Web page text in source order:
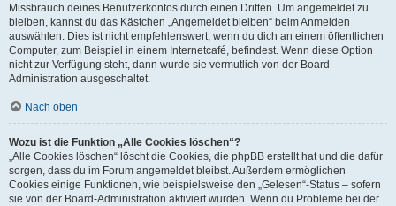
Missbrauch deines Benutzerkontos durch einen Dritten. Um angemeldet zu
bleiben, kannst du das Kästchen „Angemeldet bleiben“ beim Anmelden
auswählen. Dies ist nicht empfehlenswert, wenn du dich an einem öffentlichen
Computer, zum Beispiel in einem Internetcafé, befindest. Wenn diese Option
nicht zur Verfügung steht, dann wurde sie vermutlich von der Board-
Administration ausgeschaltet.
Nach oben
Wozu ist die Funktion „Alle Cookies löschen“?
„Alle Cookies löschen“ löscht die Cookies, die phpBB erstellt hat und die dafür
sorgen, dass du im Forum angemeldet bleibst. Außerdem ermöglichen
Cookies einige Funktionen, wie beispielsweise den „Gelesen“-Status – sofern
sie von der Board-Administration aktiviert wurden. Wenn du Probleme bei der